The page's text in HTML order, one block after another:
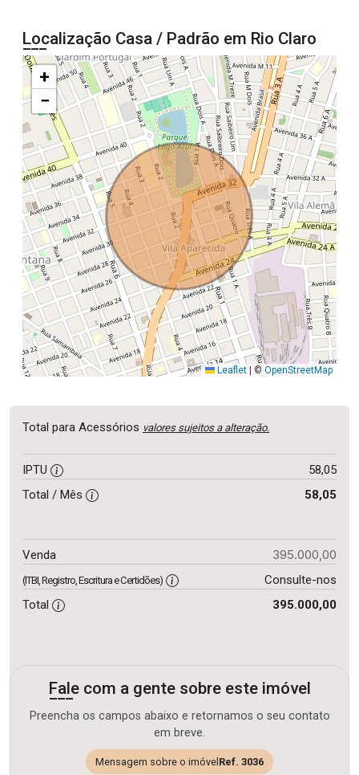
Localização Casa / Padrão em Rio Claro
+
−
Leaflet ©OpenStreetMap
Total para Acessórios valores sujeitos a alteração.
IPTU
58,05
Total / Mês
58,05
Venda 395.000,00
(ITBI, Registro, Escritura e Certidões)
Consulte-nos
Total
395.000,00
Fale com a gente sobre este imóvel
Preencha os campos abaixo e retornamos o seu contato
em breve.
Mensagem sobre o imóvel Ref. 3036